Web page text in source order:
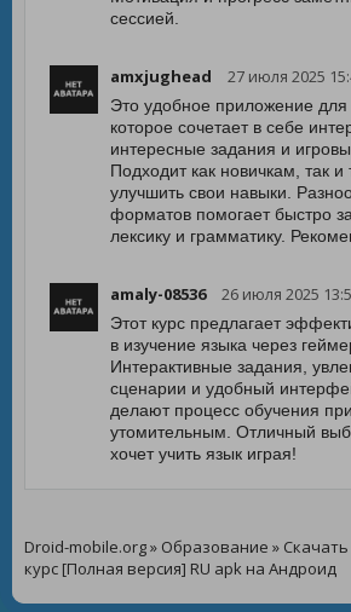
сессией.
amxjughead 27 июля 2025
Это удобное приложение для
которое сочетает в себе
интересные задания и
Подходит как новичкам, так и
улучшить свои навыки.
форматов помогает быстро
лексику и грамматику.
amaly-08536 26 июля 2025
Этот курс предлагает
в изучение языка через
Интерактивные задания,
сценарии и удобный
делают процесс обучения
утомительным. Отличный
хочет учить язык играя!
Droid-mobile.org» Образование »
курс [Полная версия] RU apk на Андроид